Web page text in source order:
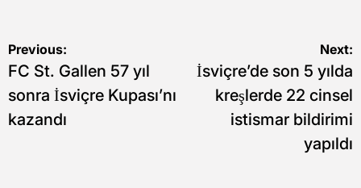
Yazı
gezinmesi
Previous:
FC St. Gallen 57 yıl
sonra İsviçre Kupası’nı
kazandı
Next:
İsviçre’de son 5 yılda
kreşlerde 22 cinsel
istismar bildirimi
yapıldı